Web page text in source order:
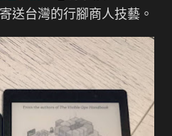
送台灣的行腳商人技藝。